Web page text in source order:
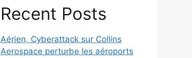
Recent Posts
Aérien, Cyberattack sur Collins
Aerospace perturbe les aéroports